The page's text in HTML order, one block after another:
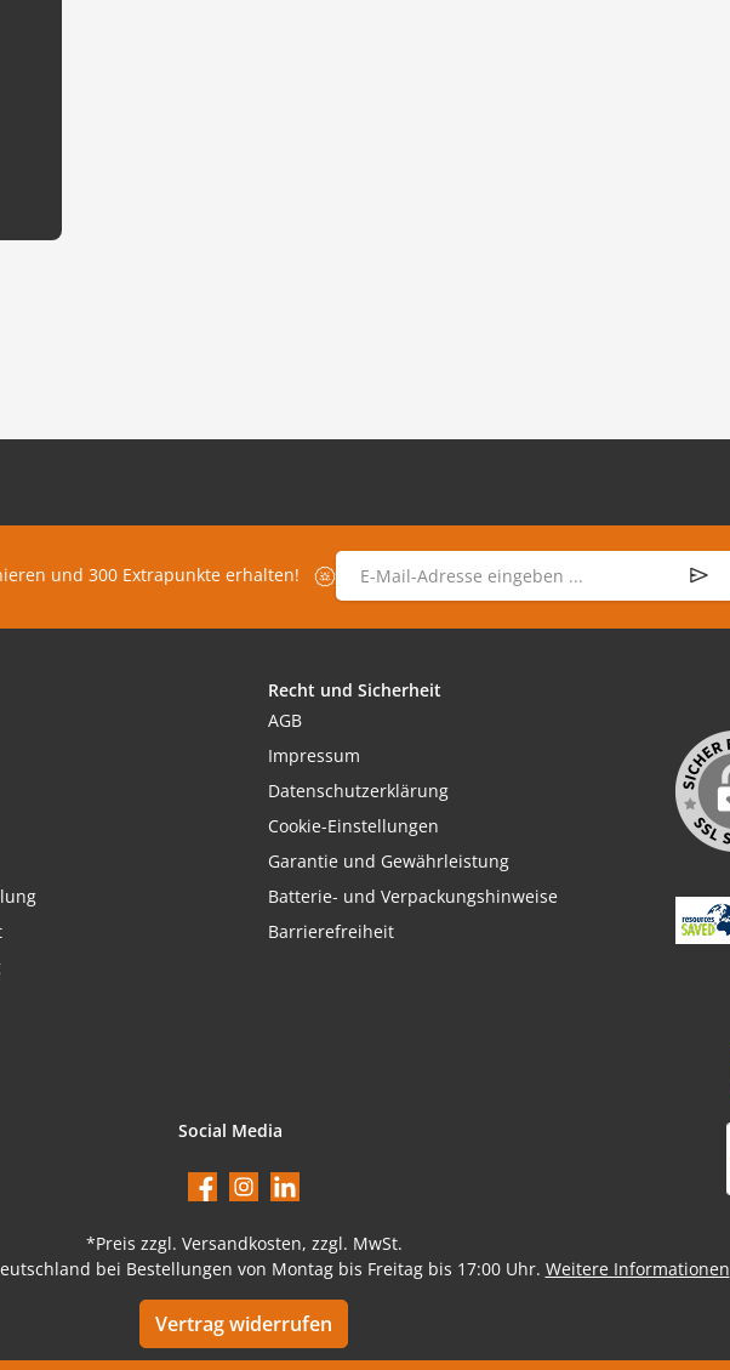
und 300 Extrapunkte erhalten!
E-Mail-Adresse
Recht und Sicherheit
AGB
Impressum
Datenschutzerklärung
Cookie-Einstellungen
Garantie und Gewährleistung
Batterie- und Verpackungshinweise
Barrierefreiheit
Social Media
FacebookInstagram
LinkedIn
*Preis zzgl. Versandkosten, zzgl. MwSt.
bei Bestellungen von Montag bis Freitag bis 17:00 Uhr. Weitere Informationen
Vertrag widerrufen